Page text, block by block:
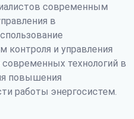
современным
в
контроля и управления
технологий в
повышения
работы энергосистем.